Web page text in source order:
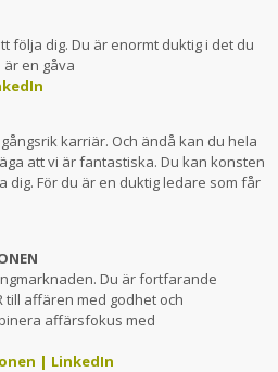
följa dig. Du är enormt duktig i det du
en gåva
karriär. Och ändå kan du hela
att vi är fantastiska. Du kan konsten
dig. För du är en duktig ledare som får
Du är fortfarande
till affären med godhet och
affärsfokus med
| LinkedIn